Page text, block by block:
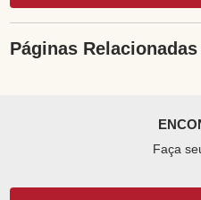
Páginas
Faça